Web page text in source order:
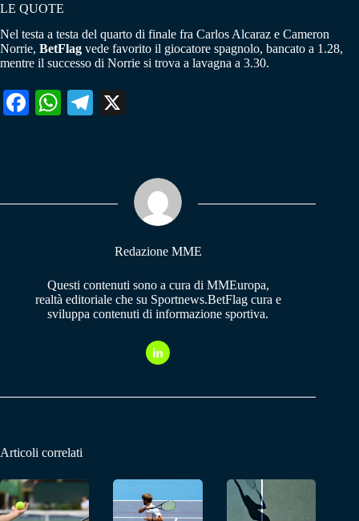
LE QUOTE
Nel testa a testa del quarto di finale fra Carlos Alcaraz e Cameron
Norrie, BetFlag vede favorito il giocatore spagnolo, bancato a 1.28,
mentre il successo di Norrie si trova a lavagna a 3.30.
Fa W
pp
Te
m
Redazione MME
Questi contenuti sono a cura di MMEuropa,
realtà editoriale che su Sportnews.BetFlag cura e
sviluppa contenuti di informazione sportiva.
Articoli correlati